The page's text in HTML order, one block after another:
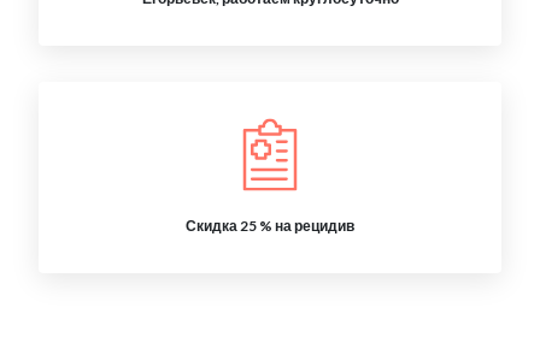
Скидка 25 % на рецидив